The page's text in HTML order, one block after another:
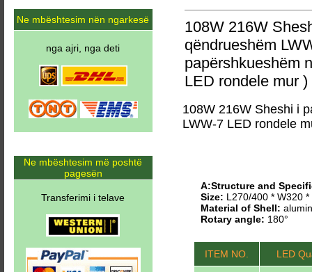
108W 216W
qëndrueshëm
papërshkueshëm
LED rondele mur )
108W 216W Sheshi i
LWW-7 LED rondele
A:Structure and
Size: L270/400 * W320
Material of Shell:
Rotary angle: 180°
ITEM NO. LED
Ne mbështesim nën ngarkesë
nga ajri, nga deti
Ne mbështesim më poshtë
pagesën
Transferimi i telave